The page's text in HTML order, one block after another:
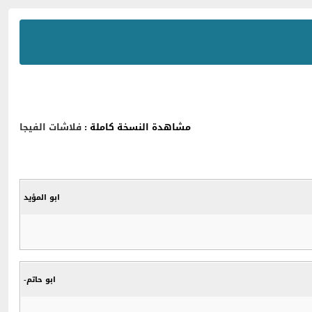
مشاهدة النسخة كاملة : فلاشات الفيجا
ابو المؤيد
ابو حاتم-